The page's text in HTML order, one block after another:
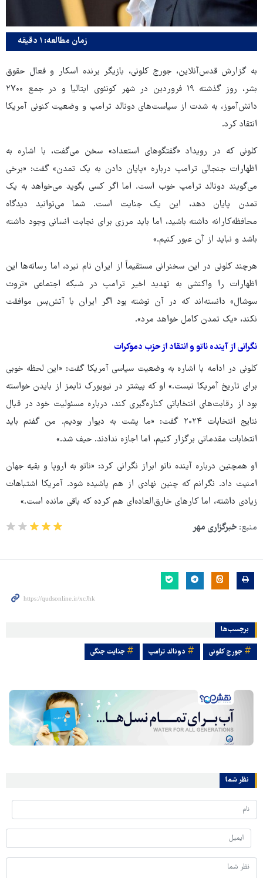
زمان مطالعه: ۱ دقیقه
به گزارش قدس‌آنلاین، جورج کلونی، بازیگر برنده اسکار و فعال حقوق
بشر، روز گذشته ۱۹ فروردین در شهر کونئوی ایتالیا و در جمع ۲۷۰۰
دانش‌آموز، به شدت از سیاست‌های دونالد ترامپ و وضعیت کنونی آمریکا
انتقاد کرد.
کلونی که در رویداد «گفتگوهای استعداد» سخن می‌گفت، با اشاره به
اظهارات جنجالی ترامپ درباره «پایان دادن به یک تمدن» گفت: «برخی
می‌گویند دونالد ترامپ خوب است. اما اگر کسی بگوید می‌خواهد به یک
تمدن پایان دهد، این یک جنایت است. شما می‌توانید دیدگاه
محافظه‌کارانه داشته باشید، اما باید مرزی برای نجابت انسانی وجود داشته
باشد و نباید از آن عبور کنیم.»
هرچند کلونی در این سخنرانی مستقیماً از ایران نام نبرد، اما رسانه‌ها این
اظهارات را واکنشی به تهدید اخیر ترامپ در شبکه اجتماعی «تروث
سوشال» دانسته‌اند که در آن نوشته بود اگر ایران با آتش‌بس موافقت
نکند، «یک تمدن کامل خواهد مرد».
نگرانی از آینده ناتو و انتقاد از حزب دموکرات
کلونی در ادامه با اشاره به وضعیت سیاسی آمریکا گفت: «این لحظه خوبی
برای تاریخ آمریکا نیست.» او که پیشتر در نیویورک تایمز از بایدن خواسته
بود از رقابت‌های انتخاباتی کناره‌گیری کند، درباره مسئولیت خود در قبال
نتایج انتخابات ۲۰۲۴ گفت: «ما پشت به دیوار بودیم. من گفتم باید
انتخابات مقدماتی برگزار کنیم، اما اجازه ندادند. حیف شد.»
او همچنین درباره آینده ناتو ابراز نگرانی کرد: «ناتو به اروپا و بقیه جهان
امنیت داد. نگرانم که چنین نهادی از هم پاشیده شود. آمریکا اشتباهات
زیادی داشته، اما کارهای خارق‌العاده‌ای هم کرده که باقی مانده است.»
منبع: خبرگزاری مهر
برچسب‌ها
جورج کلونی دونالد ترامپ جنایت جنگی
نظر شما